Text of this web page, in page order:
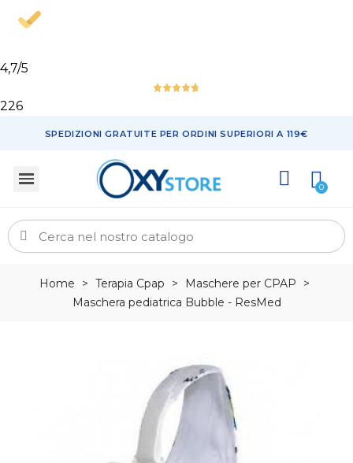
4,7/5
226
SPEDIZIONI GRATUITE PER ORDINI SUPERIORI A 119€
Home > Terapia Cpap > Maschere per CPAP
>
Maschera pediatrica Bubble - ResMed